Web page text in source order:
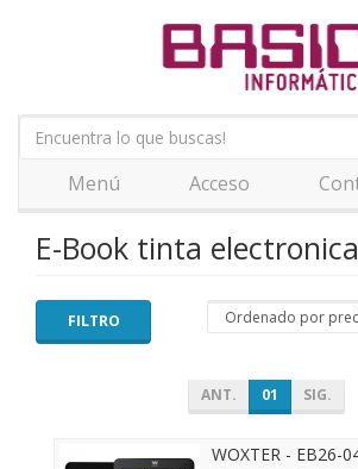
Menú Acceso
E-Book tinta electronica
FILTRO
ANT. 01 SIG.
WOXTER - EB26-